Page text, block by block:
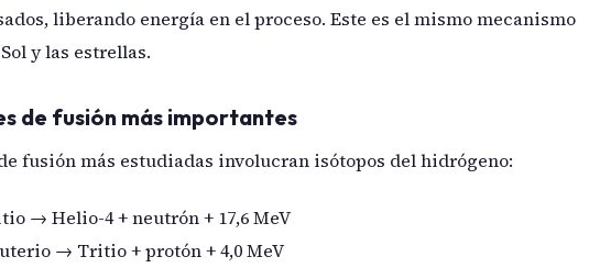
liberando energía en el proceso. Este es el mismo mecanismo
y las estrellas.
de fusión más importantes
fusión más estudiadas involucran isótopos del hidrógeno:
→ Helio-4 + neutrón + 17,6 MeV
→ Tritio + protón + 4,0 MeV